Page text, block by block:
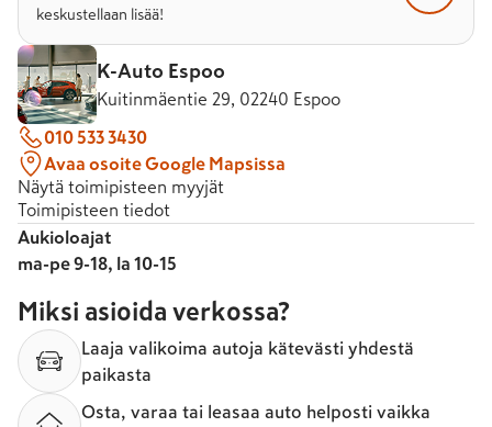
keskustellaan lisää!
K-Auto Espoo
Kuitinmäentie 29, 02240 Espoo
010 533 3430
Avaa osoite Google Mapsissa
Näytä toimipisteen myyjät
Toimipisteen tiedot
Aukioloajat
ma-pe 9-18, la 10-15
Miksi asioida verkossa?
Laaja valikoima autoja kätevästi yhdestä
paikasta
Osta, varaa tai leasaa auto helposti vaikka